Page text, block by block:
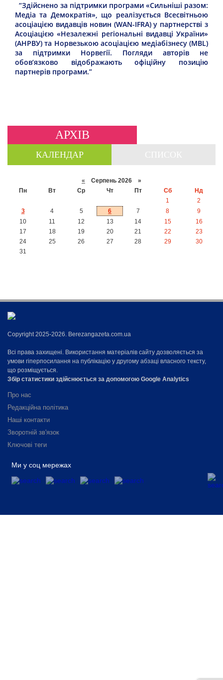
“Здійснено за підтримки програми «Сильніші разом:
Медіа та Демократія», що реалізується Всесвітньою
асоціацією видавців новин (WAN-IFRA) у партнерстві з
Асоціацією «Незалежні регіональні видавці України»
(АНРВУ) та Норвезькою асоціацією медіабізнесу (MBL)
за підтримки Норвегії. Погляди авторів не
обов’язково відображають офіційну позицію
партнерів програми.”
АРХІВ
КАЛЕНДАР
« Серпень 2026 »
Пн
Вт Ср Чт Пт Сб
Нд
1
2
3
4 5 6 7 8
9
10
11 12 13 14 15
16
17
18 19 20 21 22
23
24
25 26 27 28 29
30
31
Copyright 2025-2026. Berezangazeta.com.ua
Всі права захищені. Використання матеріалів сайту дозволяється за
умови гіперпосилання на публікацію у другому абзаці власного тексту,
що розміщується.
Збір статистики здійснюється за допомогою Google Analytics
Про нас
Редакційна політика
Наші контакти
Зворотній зв'язок
Ключові теги
Ми у соц мережах